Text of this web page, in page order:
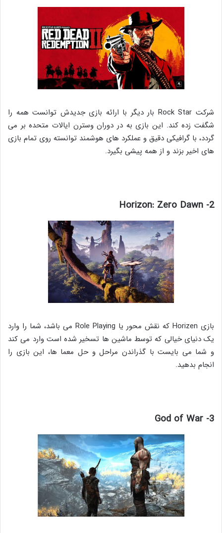
شرکت Rock Star بار دیگر با ارائه بازی جدیدش توانست همه را
شگفت زده کند. این بازی به در دوران وسترن ایالات متحده بر می
گردد، با گرافیکی دقیق و عملکرد های هوشمند توانسته روی تمام بازی
های اخیر بزند و از همه پیشی بگیرد.
2- Horizon: Zero Dawn
بازی Horizen که نقش محور یا Role Playing می باشد، شما را وارد
یک دنیای خیالی که توسط ماشین ها تسخیر شده است وارد می کند
و شما می بایست با گذراندن مراحل و حل معما ها، این بازی را
انجام بدهید.
3- God of War